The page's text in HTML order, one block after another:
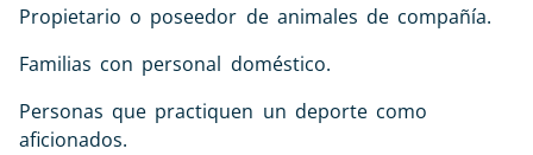
Propietario o poseedor de animales de compañía.
Familias con personal doméstico.
Personas que practiquen un deporte como
aficionados.